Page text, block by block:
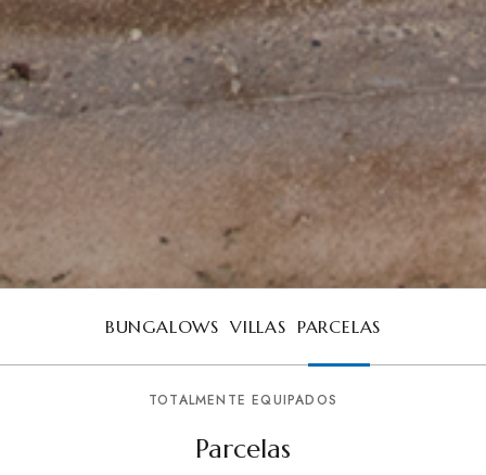
BUNGALOWS VILLAS PARCELAS
TOTALMENTE EQUIPADOS
Parcelas